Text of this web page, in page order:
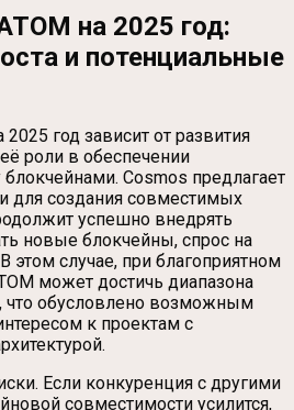
на 2025 год:
и потенциальные
год зависит от развития
роли в обеспечении
Cosmos предлагает
для создания совместимых
успешно внедрять
новые блокчейны, спрос на
этом случае, при благоприятном
может достичь диапазона
что обусловлено возможным
к проектам с
Если конкуренция с другими
совместимости усилится,